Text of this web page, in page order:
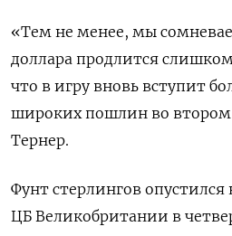
«Тем не менее, мы
доллара продлится
что в игру вновь вступит
широких пошлин во втором
Тернер.
Фунт стерлингов опустился
ЦБ Великобритании в